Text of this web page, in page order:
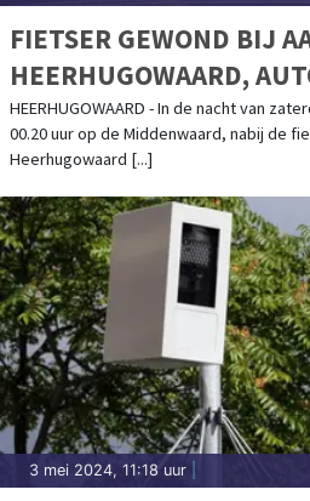
FIETSER GEWOND BIJ
HEERHUGOWAARD,
DOORGEREDEN
HEERHUGOWAARD - In de nacht van
00.20 uur op de Middenwaard, nabij de
Heerhugowaard [...]
3 mei 2024, 11:18 uur